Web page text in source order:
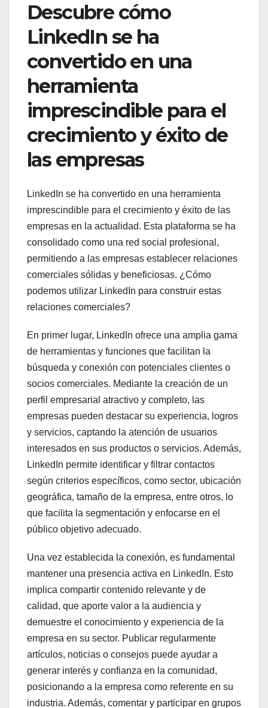
Descubre cómo
LinkedIn se ha
convertido en una
herramienta
imprescindible para el
crecimiento y éxito de
las empresas
LinkedIn se ha convertido en una herramienta
imprescindible para el crecimiento y éxito de las
empresas en la actualidad. Esta plataforma se ha
consolidado como una red social profesional,
permitiendo a las empresas establecer relaciones
comerciales sólidas y beneficiosas. ¿Cómo
podemos utilizar LinkedIn para construir estas
relaciones comerciales?
En primer lugar, LinkedIn ofrece una amplia gama
de herramientas y funciones que facilitan la
búsqueda y conexión con potenciales clientes o
socios comerciales. Mediante la creación de un
perfil empresarial atractivo y completo, las
empresas pueden destacar su experiencia, logros
y servicios, captando la atención de usuarios
interesados en sus productos o servicios. Además,
LinkedIn permite identificar y filtrar contactos
según criterios específicos, como sector, ubicación
geográfica, tamaño de la empresa, entre otros, lo
que facilita la segmentación y enfocarse en el
público objetivo adecuado.
Una vez establecida la conexión, es fundamental
mantener una presencia activa en LinkedIn. Esto
implica compartir contenido relevante y de
calidad, que aporte valor a la audiencia y
demuestre el conocimiento y experiencia de la
empresa en su sector. Publicar regularmente
artículos, noticias o consejos puede ayudar a
generar interés y confianza en la comunidad,
posicionando a la empresa como referente en su
industria. Además, comentar y participar en grupos